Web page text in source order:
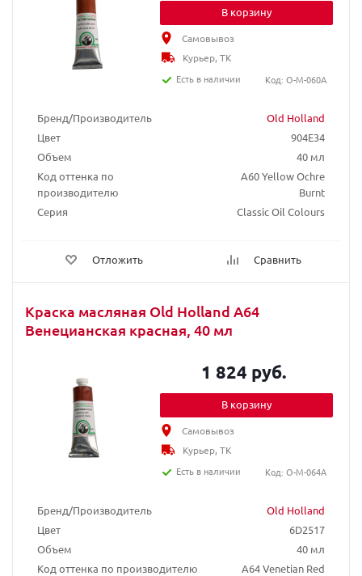
Бренд/Производитель
Old Holland
Цвет
904E34
Объем
40 мл
Код оттенка по
производителю
A60 Yellow Ochre
Burnt
Серия
Classic Oil Colours
Отложить Сравнить
В корзину
Самовывоз
Курьер, ТК
Есть в наличии
Код: O-M-060A
Краска масляная Old Holland A64
Венецианская красная, 40 мл
Бренд/Производитель
Old Holland
Цвет
6D2517
Объем
40 мл
Код оттенка по производителю
A64 Venetian Red
1 824 руб.
В корзину
Самовывоз
Курьер, ТК
Есть в наличии
Код: O-M-064A